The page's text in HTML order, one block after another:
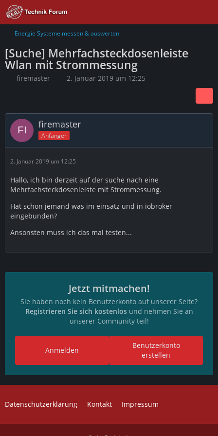
Energie Systeme messen & auswerten
[Suche] Mehrfachsteckdosenleiste
Wlan mit Strommessung
firemaster 2. Januar 2019 um 12:25
firemaster
Anfänger
2. Januar 2019 um 12:25
Hallo, ich bin derzeit auf der suche nach eine
Mehrfachsteckdosenleiste mit Strommessung.
Hat schon jemand was im einsatz und in iobroker
eingebunden?
Ansonsten muss ich das mal testen...
Jetzt mitmachen!
Sie haben noch kein Benutzerkonto auf unserer Seite?
Registrieren Sie sich kostenlosund nehmen Sie an
unserer Community teil!
Benutzerkonto
erstellen
Anmelden
Datenschutzerklärung Kontakt Impressum